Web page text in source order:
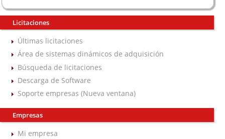
Licitaciones
Últimas licitaciones
Área de sistemas dinámicos de adquisición
Búsqueda de licitaciones
Descarga de Software
Soporte empresas (Nueva ventana)
Empresas
Mi empresa